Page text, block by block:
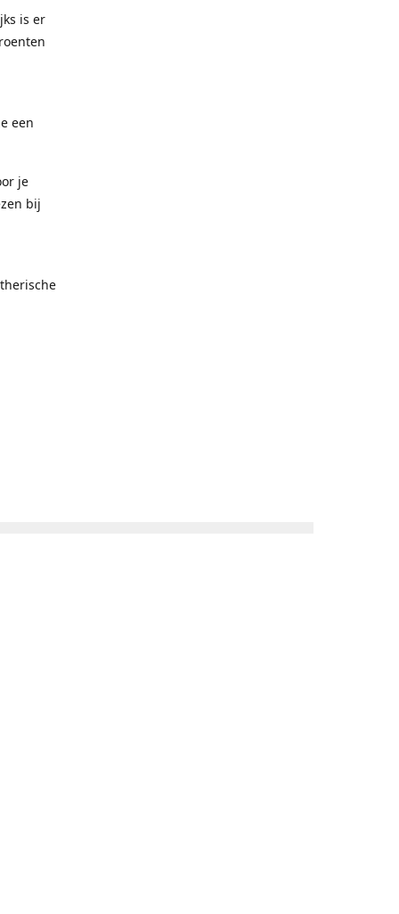
is er
een
je
bij